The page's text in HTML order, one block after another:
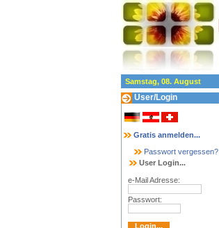
Samstag, 08. August
User/Login
Gratis anmelden...
Passwort vergessen?
User Login...
e-Mail Adresse:
Passwort: